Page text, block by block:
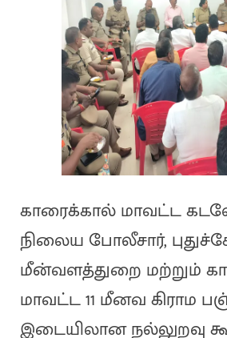
காரைக்கால் மாவட்ட
நிலைய போலீசார்,
மீன்வளத்துறை மற்றும்
மாவட்ட 11 மீனவ கிராம
இடையிலான நல்லுறவு